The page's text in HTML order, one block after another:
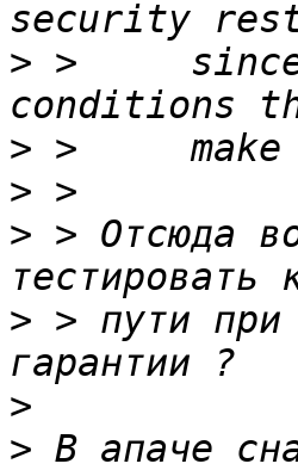
> >
>
>
> > Отсюда
> > пути при
>
>